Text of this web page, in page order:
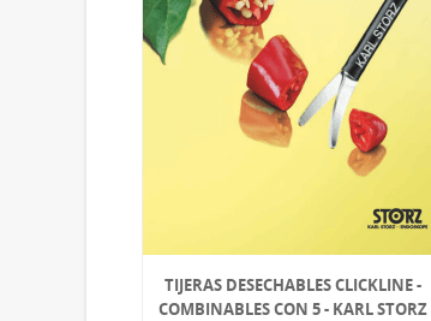
TIJERAS DESECHABLES CLICKLINE -
COMBINABLES CON 5 - KARL STORZ